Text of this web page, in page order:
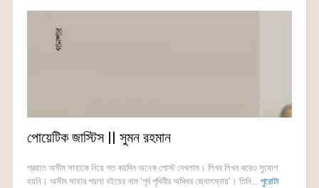
পোয়েটিক জাস্টিস || সুমন রহমান
প্রয়াত অসীম সাহাকে নিয়ে গত কয়দিন অনেক পোস্ট দেখলাম। লিখব লিখব করেও সুযোগ
হয়নি। অসীম সাহার পয়লা বইয়ের নাম ‘পূর্ব পৃথিবীর অস্থির জ্যোৎস্নায়’। তিনি... পুরোটা